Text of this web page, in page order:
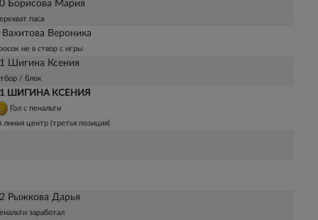
Борисова Мария
паса
Вахитова Вероника
не в створ с игры
Шигина Ксения
/ блок
ШИГИНА КСЕНИЯ
Гол с пенальти
линия центр (третья позиция)
Рыжкова Дарья
заработал